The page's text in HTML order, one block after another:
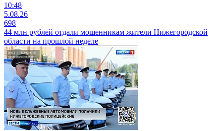
10:48
5.08.26
698
44 млн рублей отдали мошенникам жители Нижегородской
области на прошлой неделе